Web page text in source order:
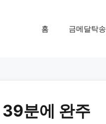
홈 금메달탁송
분에 완주